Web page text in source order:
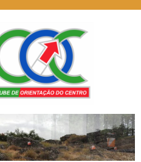
COC – CLUBE DE
ORIENTAÇÃO DO
CENTRO
Da floresta trazemos
muitas histórias para
contar, mas não deixamos
mais que algumas
pegadas